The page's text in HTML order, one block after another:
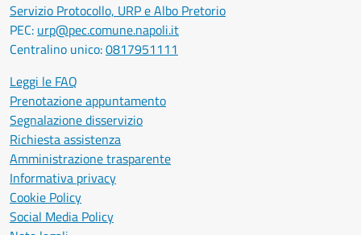
Servizio Protocollo, URP e Albo Pretorio
PEC: urp@pec.comune.napoli.it
Centralino unico:0817951111
Leggi le FAQ
Prenotazione appuntamento
Segnalazione disservizio
Richiesta assistenza
Amministrazione trasparente
Informativa privacy
Cookie Policy
Social Media Policy